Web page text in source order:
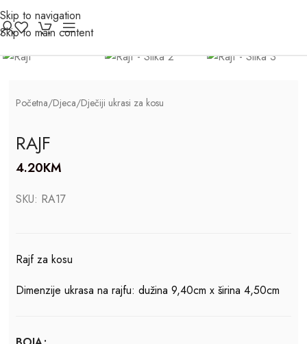
Skip to navigation
Skip to main content
Click to enlarge
Početna/Djeca/Dječiji ukrasi za kosu
RAJF
4.20KM
SKU: RA17
Rajf za kosu
Dimenzije ukrasa na rajfu: dužina 9,40cm x širina 4,50cm